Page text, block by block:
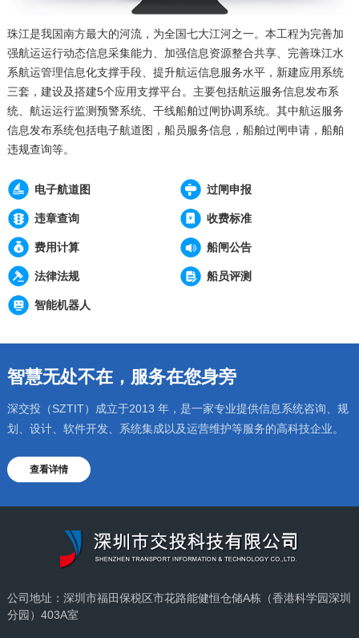
珠江是我国南方最大的河流，为全国七大江河之一。本工程为完善加
强航运运行动态信息采集能力、加强信息资源整合共享、完善珠江水
系航运管理信息化支撑手段、提升航运信息服务水平，新建应用系统
三套，建设及搭建5个应用支撑平台。主要包括航运服务信息发布系
统、航运运行监测预警系统、干线船舶过闸协调系统。其中航运服务
信息发布系统包括电子航道图，船员服务信息，船舶过闸申请，船舶
违规查询等。
电子航道图 过闸申报
违章查询 收费标准
费用计算 船闸公告
法律法规 船员评测
智能机器人
智慧无处不在，服务在您身旁
深交投（SZTIT）成立于2013 年，是一家专业提供信息系统咨询、规
划、设计、软件开发、系统集成以及运营维护等服务的高科技企业。
查看详情
公司地址：深圳市福田保税区市花路能健恒仓储A栋（香港科学园深圳
分园）403A室